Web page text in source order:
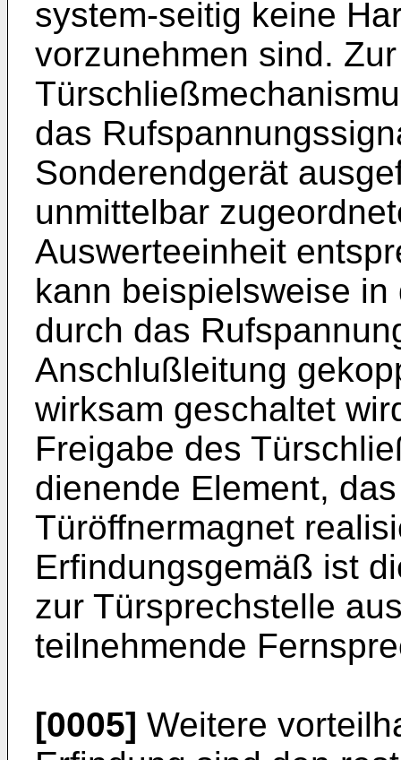
system-seitig keine
vorzunehmen sind.
das
Sonderendgerät
unmittelbar
Auswerteeinheit
kann beispielsweise
durch das
Anschlußleitung
wirksam geschaltet
Freigabe des
dienende Element,
Türöffnermagnet
Erfindungsgemäß ist
zur Türsprechstelle
teilnehmende
[0005] Weitere